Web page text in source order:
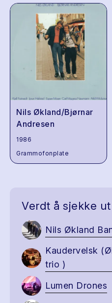
Nils Økland/Bjørnar
Andresen
1986
Grammofonplate
Verdt å sjekke ut
Nils Økland
Kaudervelsk
trio )
Lumen Drones